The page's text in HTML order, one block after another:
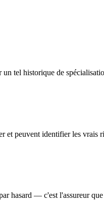
tel historique de
peuvent identifier les vrais
hasard — c'est l'assureur